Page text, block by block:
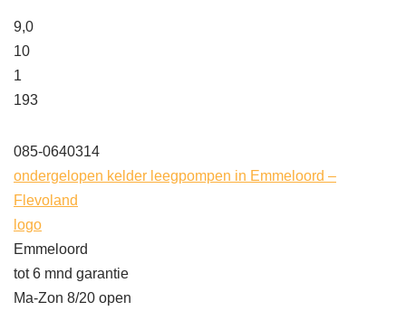
9,0
10
1
193
085-0640314
ondergelopen kelder leegpompen in Emmeloord –
Flevoland
logo
Emmeloord
tot 6 mnd garantie
Ma-Zon 8/20 open